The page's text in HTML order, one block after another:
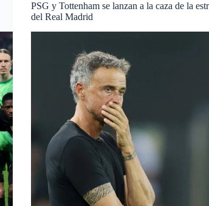
PSG y Tottenham se lanzan a la caza de la
del Real Madrid